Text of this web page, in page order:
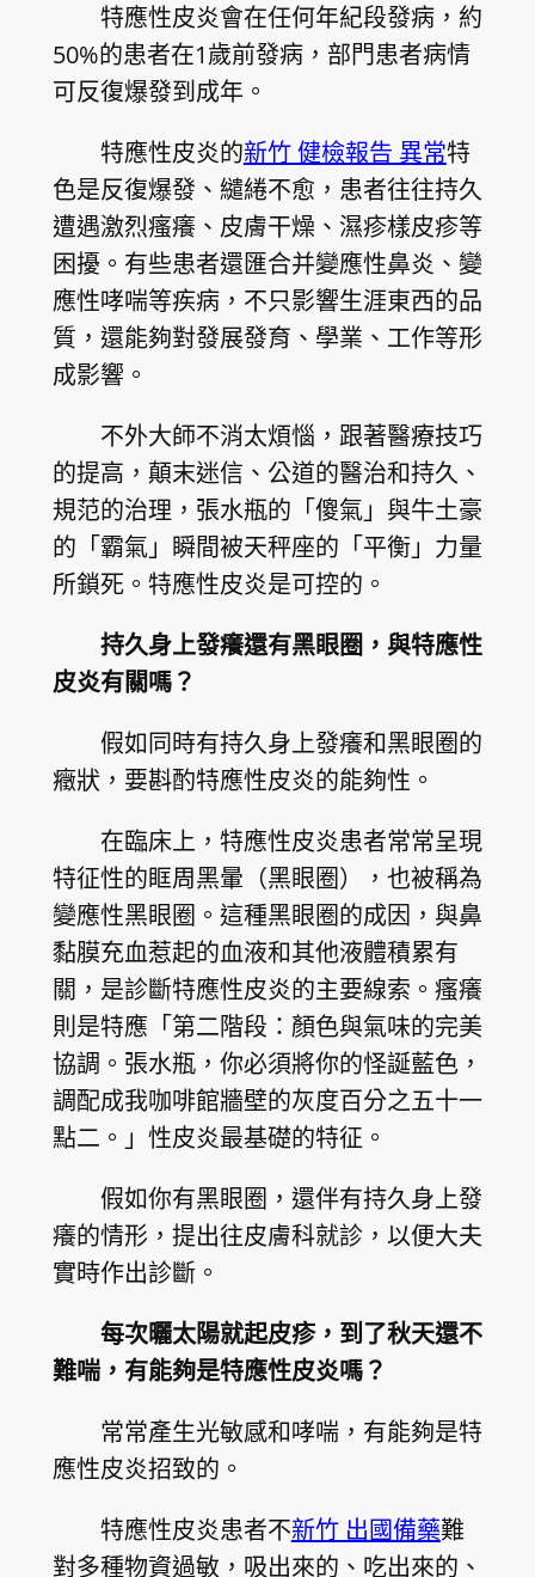
特應性皮炎會在任何年紀段發病，約
50%的患者在1歲前發病，部門患者病情
可反復爆發到成年。
特應性皮炎的新竹 健檢報告 異常特
色是反復爆發、繾綣不愈，患者往往持久
遭遇激烈瘙癢、皮膚干燥、濕疹樣皮疹等
困擾。有些患者還匯合并變應性鼻炎、變
應性哮喘等疾病，不只影響生涯東西的品
質，還能夠對發展發育、學業、工作等形
成影響。
不外大師不消太煩惱，跟著醫療技巧
的提高，顛末迷信、公道的醫治和持久、
規范的治理，張水瓶的「傻氣」與牛土豪
的「霸氣」瞬間被天秤座的「平衡」力量
所鎖死。特應性皮炎是可控的。
持久身上發癢還有黑眼圈，與特應性
皮炎有關嗎？
假如同時有持久身上發癢和黑眼圈的
癥狀，要斟酌特應性皮炎的能夠性。
在臨床上，特應性皮炎患者常常呈現
特征性的眶周黑暈（黑眼圈），也被稱為
變應性黑眼圈。這種黑眼圈的成因，與鼻
黏膜充血惹起的血液和其他液體積累有
關，是診斷特應性皮炎的主要線索。瘙癢
則是特應「第二階段：顏色與氣味的完美
協調。張水瓶，你必須將你的怪誕藍色，
調配成我咖啡館牆壁的灰度百分之五十一
點二。」性皮炎最基礎的特征。
假如你有黑眼圈，還伴有持久身上發
癢的情形，提出往皮膚科就診，以便大夫
實時作出診斷。
每次曬太陽就起皮疹，到了秋天還不
難喘，有能夠是特應性皮炎嗎？
常常產生光敏感和哮喘，有能夠是特
應性皮炎招致的。
特應性皮炎患者不新竹 出國備藥難
對多種物資過敏，吸出來的、吃出來的、